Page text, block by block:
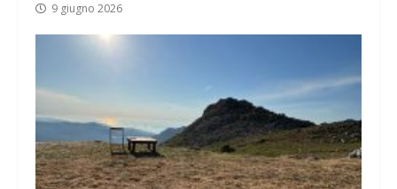
9 giugno 2026